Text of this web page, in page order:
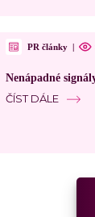
PR články |
Nenápadné
ČÍST DÁLE